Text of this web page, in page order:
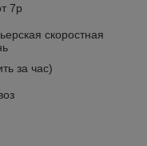
7р
скоростная
за час)